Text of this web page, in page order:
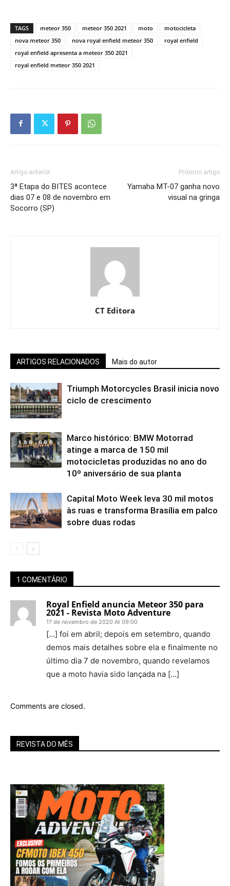
TAGS meteor 350 meteor 350 2021 moto
motocicleta
nova meteor 350
nova royal enfield meteor 350
royal enfield
royal enfield apresenta a meteor 350 2021
royal enfield meteor 350 2021
Artigo anterior
3ª Etapa do BITES acontece
dias 07 e 08 de novembro em
Socorro (SP)
Próximo artigo
Yamaha MT-07 ganha novo
visual na gringa
CT Editora
ARTIGOS RELACIONADOS Mais do autor
Triumph Motorcycles Brasil inicia novo
ciclo de crescimento
Marco histórico: BMW Motorrad
atinge a marca de 150 mil
motocicletas produzidas no ano do
10º aniversário de sua planta
Capital Moto Week leva 30 mil motos
às ruas e transforma Brasília em palco
sobre duas rodas
1 COMENTÁRIO
Royal Enfield anuncia Meteor 350 para
2021 - Revista Moto Adventure
17 de novembro de 2020 At 09:00
[…] foi em abril; depois em setembro, quando
demos mais detalhes sobre ela e finalmente no
último dia 7 de novembro, quando revelamos
que a moto havia sido lançada na […]
Comments are closed.
REVISTA DO MÊS